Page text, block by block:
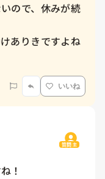
ので、休みが続
ありきですよね
いいね
質問主
！